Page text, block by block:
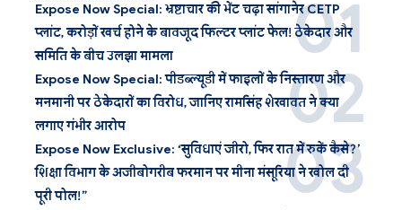
Expose Now Special: भ्रष्टाचार की भेंट चढ़ा सांगानेर CETP
प्लांट, करोड़ों खर्च होने के बावजूद फिल्टर प्लांट फेल! ठेकेदार और
समिति के बीच उलझा मामला
Expose Now Special: पीडब्ल्यूडी में फाइलों के निस्तारण और
मनमानी पर ठेकेदारों का विरोध, जानिए रामसिंह शेखावत ने क्या
लगाए गंभीर आरोप
Expose Now Exclusive: ‘सुविधाएं जीरो, फिर रात में रुकें कैसे?’
शिक्षा विभाग के अजीबोगरीब फरमान पर मीना मंसूरिया ने खोल दी
पूरी पोल!”